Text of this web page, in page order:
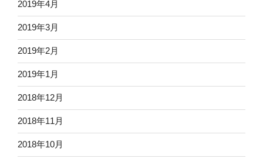
2019年4月
2019年3月
2019年2月
2019年1月
2018年12月
2018年11月
2018年10月